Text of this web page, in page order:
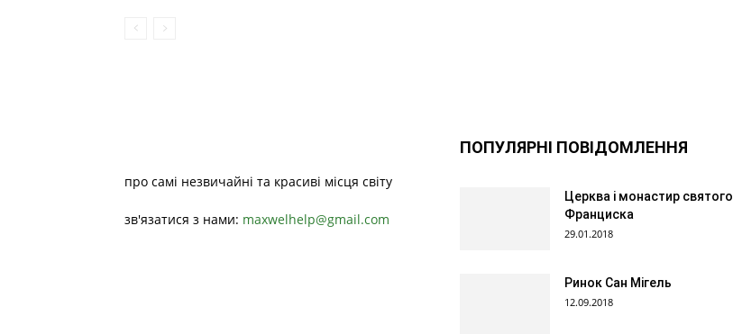
про самі незвичайні та красиві місця світу
зв'язатися з нами: maxwelhelp@gmail.com
ПОПУЛЯРНІ ПОВІДОМЛЕННЯ
Церква і монастир святого
Франциска
29.01.2018
Ринок Сан Мігель
12.09.2018